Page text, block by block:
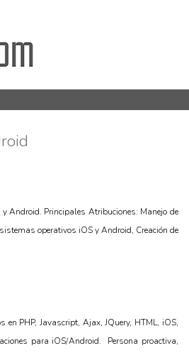
Android. Principales Atribuciones: Manejo de
operativos iOS y Android, Creación de
PHP, Javascript, Ajax, JQuery, HTML, iOS,
para iOS/Android. Persona proactiva,